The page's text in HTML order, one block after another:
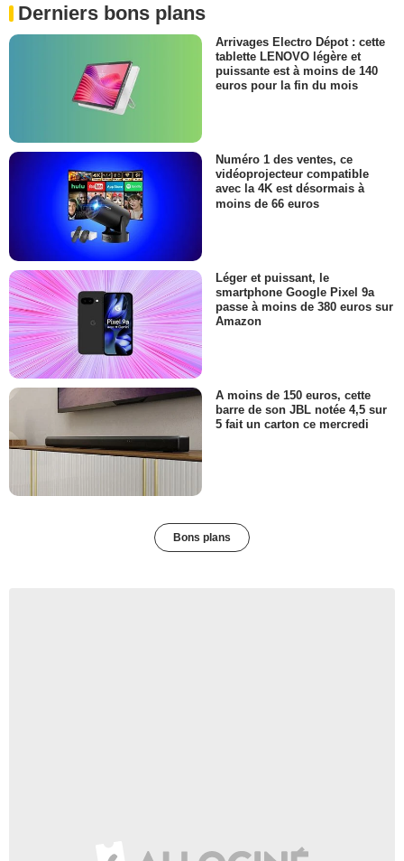
Derniers bons plans
Arrivages Electro Dépot : cette
tablette LENOVO légère et
puissante est à moins de 140
euros pour la fin du mois
Numéro 1 des ventes, ce
vidéoprojecteur compatible
avec la 4K est désormais à
moins de 66 euros
Léger et puissant, le
smartphone Google Pixel 9a
passe à moins de 380 euros sur
Amazon
A moins de 150 euros, cette
barre de son JBL notée 4,5 sur
5 fait un carton ce mercredi
Bons plans